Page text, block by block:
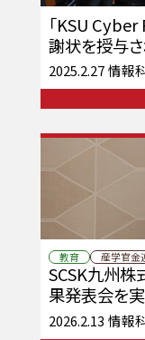
「KSU
謝状を授与
2025.2.27 情報
教育 産学官金
SCSK九州
果発表会を
2026.2.13 情報